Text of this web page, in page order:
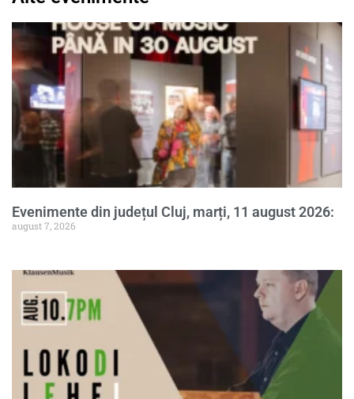
Evenimente din județul Cluj, marți, 11 august 2026:
august 7, 2026